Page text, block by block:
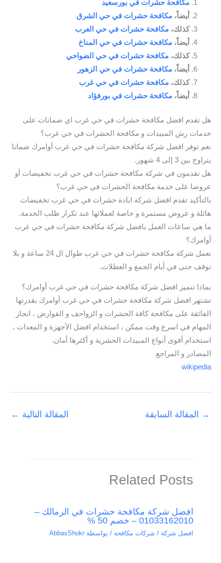
مكافحة حشرات في بورسعيد
أيضاً، مكافحة حشرات في حي الشرق
كذلك، مكافحة حشرات في حي العرب
أيضاً، مكافحة حشرات في حي المناخ
كذلك، مكافحة حشرات في حي الضواحي
أيضاً، مكافحة حشرات في حي الزهور
كذلك، مكافحة حشرات في حي غرب
أيضاً، مكافحة حشرات في بورفؤاد
هل تقدم افضل مكافحة حشرات في حي غرب اي ضمانات على
خدمات رش المبيدات و مكافحة الحشرات في حي غرب؟
نعم توفر افضل شركة مكافحة حشرات في حي غرب أوامرك ضمانا
يتراوح بين 3 إلى 4 شهور.
هل تقدمون في شركة مكافحة حشرات في حي غرب تخفيضات أو
عروضا على خدمة مكافحة الحشرات في حي غرب؟
بالتأكيد تقدم افضل شركة ابادة حشرات في حي غرب تخفيضات
هائلة و عروض مستمرة و خاصة لعملائها عند تكرار طلب الخدمة.
ما هي ساعات العمل بافضل شركة مكافحة حشرات في حي غرب
أوامرك؟
تعمل شركة مكافحة حشرات في حي غرب طوال ال 24 ساعة و بلا
توقف حتى في أيام الجمع و العطلات.
بماذا تتميز افضل شركة مكافحة حشرات في حي غرب أوامرك؟
تشتهر افضل شركة مكافحة حشرات في حي غرب أوامرك بقدرتها
الفائقة على مكافحة كافة الحشرات و الزواحف و القوارض ، انجاز
المهام في اسرع وقت ممكن ، استخدام افضل الأجهزة و المعدات ،
استخدام أقوى أنواع المبيدات الحشرية و أكثرها أمان.
المصادر و المراجع
wikipedia
→ المقالة السابقة المقالة التالية ←
Related Posts
افضل شركة مكافحة حشرات في الزمالك –
01033162010 – خصم 50 %
افضل شركة / شركات مكافحة / بواسطة AbbasShokr